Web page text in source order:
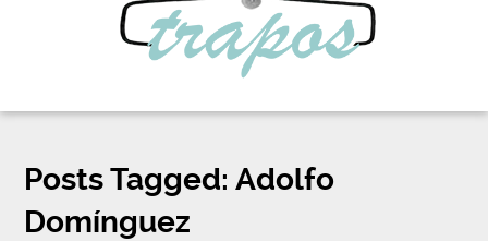
Posts Tagged: Adolfo
Domínguez